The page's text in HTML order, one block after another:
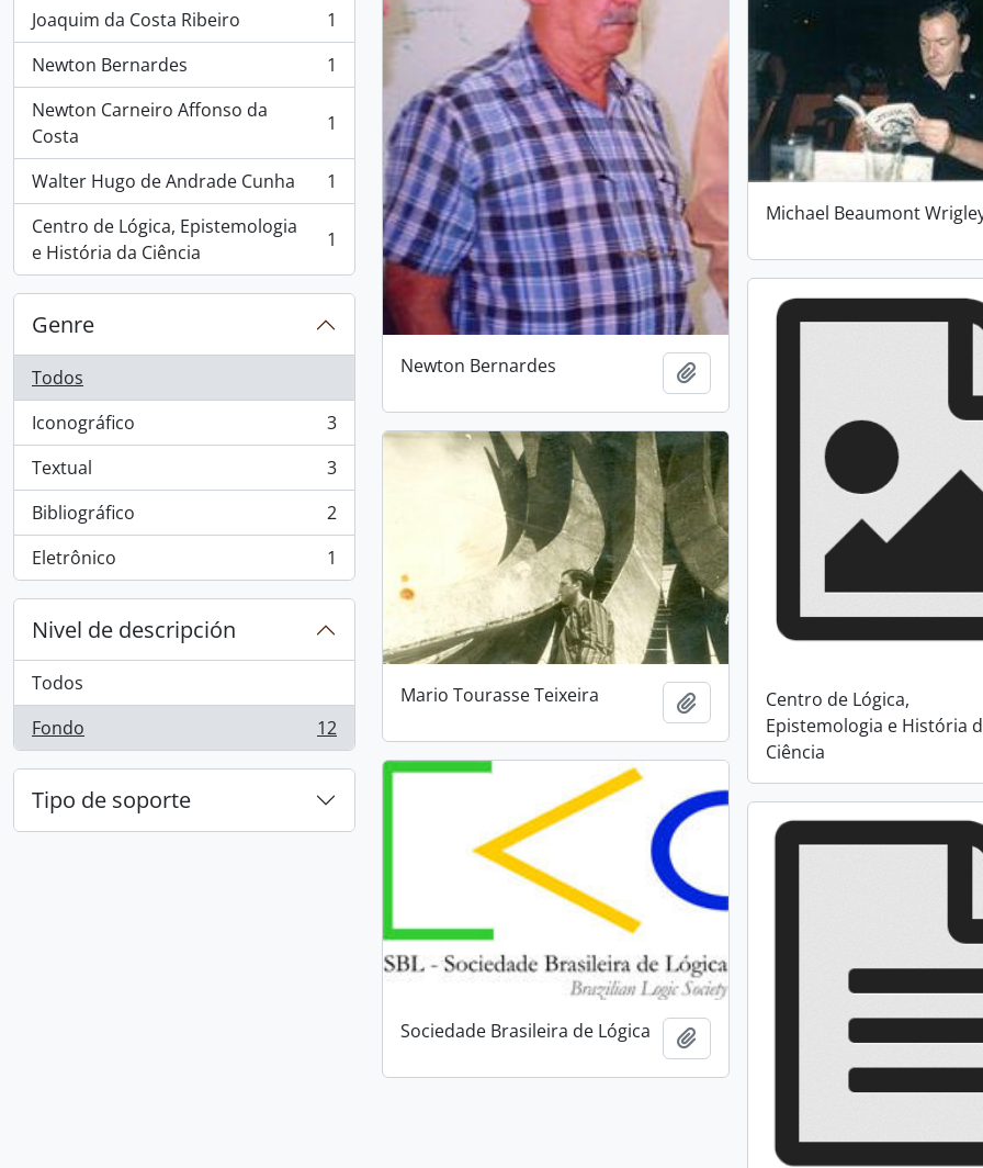
Joaquim da Costa Ribeiro
, 1 resultados
1
Newton Bernardes
, 1 resultados
1
Newton Carneiro Affonso da
Costa
, 1 resultados 1
Walter Hugo de Andrade Cunha
, 1 resultados
1
Centro de Lógica, Epistemologia
e História da Ciência
, 1 resultados 1
Genre
Todos
Iconográfico
, 3 resultados
3
Textual
, 3 resultados
3
Bibliográfico
, 2 resultados
2
Eletrônico
, 1 resultados 1
Nivel de descripción
Todos
Fondo
, 12 resultados 12
Tipo de soporte
Newton Bernardes
Michael Beaumont
Centro de Lógica,
Epistemologia e História
Ciência
Mario Tourasse Teixeira Añadir al portapapeles
Sociedade Brasileira de Lógica Añadir al portapapeles